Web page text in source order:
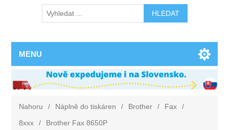
MENU
Nahoru / Náplně do tiskáren / Brother / Fax
/
8xxx
/ Brother Fax 8650P